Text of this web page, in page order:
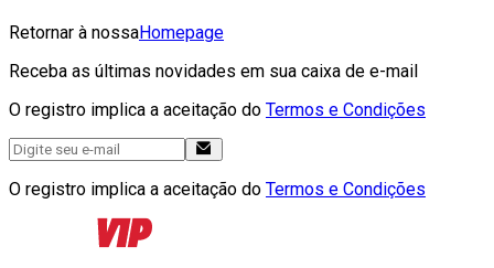
Retornar à nossaHomepage
Receba as últimas novidades em sua caixa de e-mail
O registro implica a aceitação do Termos e Condições
O registro implica a aceitação do Termos e Condições